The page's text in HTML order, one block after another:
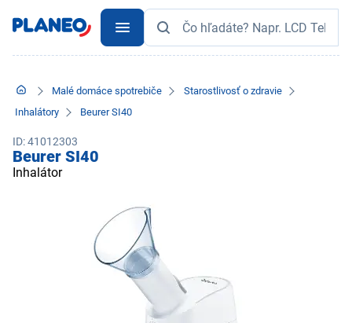
Malé domáce spotrebiče
Starostlivosť o zdravie
Inhalátory
Beurer SI40
ID: 41012303
Beurer SI40
Inhalátor